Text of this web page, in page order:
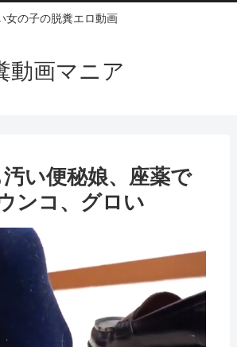
女の子の脱糞エロ動画
動画マニア
い便秘娘、座薬で
ンコ、グロい